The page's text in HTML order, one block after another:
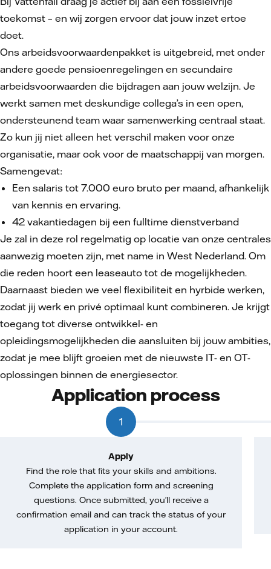
toekomst – en wij zorgen ervoor dat jouw inzet ertoe
doet.
Ons arbeidsvoorwaardenpakket is uitgebreid, met onder
andere goede pensioenregelingen en secundaire
arbeidsvoorwaarden die bijdragen aan jouw welzijn. Je
werkt samen met deskundige collega’s in een open,
ondersteunend team waar samenwerking centraal staat.
Zo kun jij niet alleen het verschil maken voor onze
organisatie, maar ook voor de maatschappij van morgen.
Samengevat:
Een salaris tot 7.000 euro bruto per maand, afhankelijk
van kennis en ervaring.
42 vakantiedagen bij een fulltime dienstverband
Je zal in deze rol regelmatig op locatie van onze centrales
aanwezig moeten zijn, met name in West Nederland. Om
die reden hoort een leaseauto tot de mogelijkheden.
Daarnaast bieden we veel flexibiliteit en hyrbide werken,
zodat jij werk en privé optimaal kunt combineren. Je krijgt
toegang tot diverse ontwikkel- en
opleidingsmogelijkheden die aansluiten bij jouw ambities,
zodat je mee blijft groeien met de nieuwste IT- en OT-
oplossingen binnen de energiesector.
Application process
1
Apply
Find the role that fits your skills and ambitions.
Complete the application form and screening
questions. Once submitted, you’ll receive a
confirmation email and can track the status of your
application in your account.